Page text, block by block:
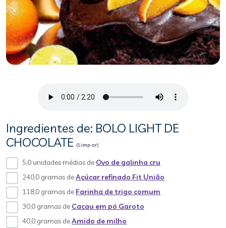
Ingredientes de: BOLO LIGHT DE
CHOCOLATE (Limpar)
5,0 unidades médias de Ovo de galinha cru
240,0 gramas deAçúcar refinado Fit União
118,0 gramas de Farinha de trigo comum
30,0 gramas de Cacau em pó Garoto
40,0 gramas deAmido de milho